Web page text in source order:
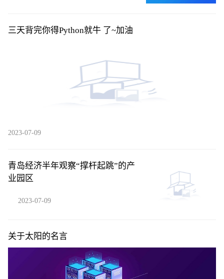
三天背完你得Python就牛 了~加油
2023-07-09
青岛经济半年观察“撑杆起跳”的产
业园区
2023-07-09
关于太阳的名言